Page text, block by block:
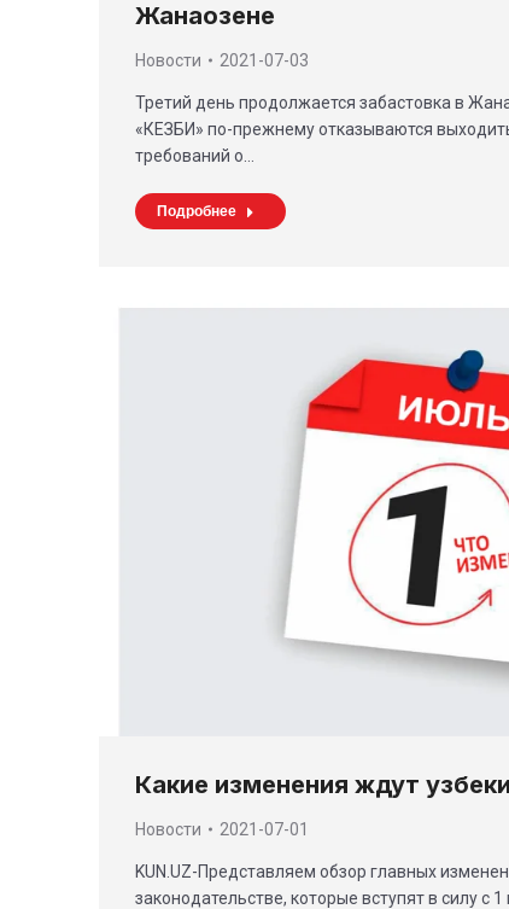
Жанаозене
Новости 2021-07-03
Третий день продолжается забастовка в
«КЕЗБИ» по-прежнему отказываются
требований о…
Подробнее
Какие изменения ждут
Новости 2021-07-01
KUN.UZ-Представляем обзор главных
законодательстве, которые вступят в силу с